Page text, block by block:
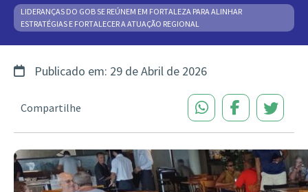
LIDERANÇAS DO GOB SE REÚNEM EM FORTALEZA PARA ALINHAR
ESTRATÉGIAS E FORTALECER A ATUAÇÃO REGIONAL
Publicado em: 29 de Abril de 2026
Compartilhe